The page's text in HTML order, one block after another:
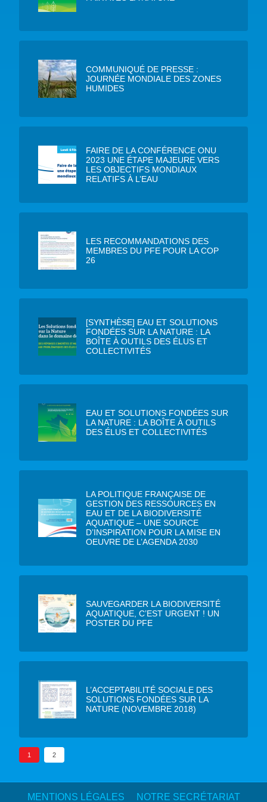
COMMUNIQUÉ DE PRESSE :
JOURNÉE MONDIALE DES ZONES
HUMIDES
FAIRE DE LA CONFÉRENCE ONU
2023 UNE ÉTAPE MAJEURE VERS
LES OBJECTIFS MONDIAUX
RELATIFS À L’EAU
LES RECOMMANDATIONS DES
MEMBRES DU PFE POUR LA COP
26
[SYNTHÈSE] EAU ET SOLUTIONS
FONDÉES SUR LA NATURE : LA
BOÎTE À OUTILS DES ÉLUS ET
COLLECTIVITÉS
EAU ET SOLUTIONS FONDÉES SUR
LA NATURE : LA BOÎTE À OUTILS
DES ÉLUS ET COLLECTIVITÉS
LA POLITIQUE FRANÇAISE DE
GESTION DES RESSOURCES EN
EAU ET DE LA BIODIVERSITÉ
AQUATIQUE – UNE SOURCE
D’INSPIRATION POUR LA MISE EN
OEUVRE DE L’AGENDA 2030
SAUVEGARDER LA BIODIVERSITÉ
AQUATIQUE, C’EST URGENT ! UN
POSTER DU PFE
L’ACCEPTABILITÉ SOCIALE DES
SOLUTIONS FONDÉES SUR LA
NATURE (NOVEMBRE 2018)
1 2
MENTIONS LÉGALES NOTRE SECRÉTARIAT